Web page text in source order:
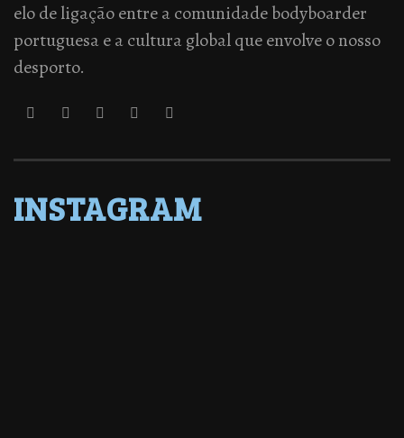
elo de ligação entre a comunidade bodyboarder
portuguesa e a cultura global que envolve o nosso
desporto.
INSTAGRAM